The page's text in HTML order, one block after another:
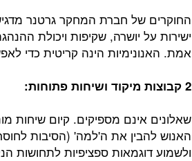
החוקרים של חברת המחקר גרטנר
ישירות על יושרה, שקיפות ויכולת
אמת. האנונימיות הינה קריטית כדי
2 קבוצות מיקוד ושיחות פתוחות:
שאלונים אינם מספיקים. קיום שיחות
האנוש להבין את ה'למה' (הסיבות
ולשמוע דוגמאות ספציפיות לתחושות